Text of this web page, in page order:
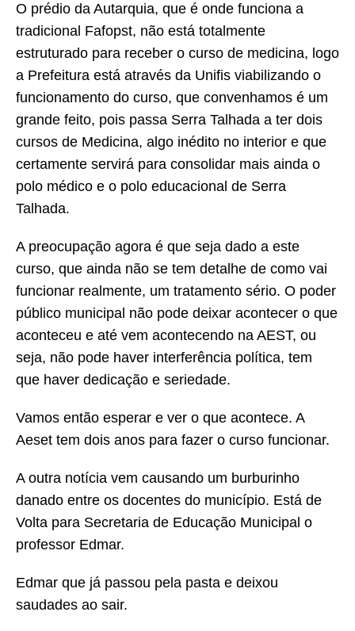
O prédio da Autarquia, que é onde funciona a
tradicional Fafopst, não está totalmente
estruturado para receber o curso de medicina, logo
a Prefeitura está através da Unifis viabilizando o
funcionamento do curso, que convenhamos é um
grande feito, pois passa Serra Talhada a ter dois
cursos de Medicina, algo inédito no interior e que
certamente servirá para consolidar mais ainda o
polo médico e o polo educacional de Serra
Talhada.
A preocupação agora é que seja dado a este
curso, que ainda não se tem detalhe de como vai
funcionar realmente, um tratamento sério. O poder
público municipal não pode deixar acontecer o que
aconteceu e até vem acontecendo na AEST, ou
seja, não pode haver interferência política, tem
que haver dedicação e seriedade.
Vamos então esperar e ver o que acontece. A
Aeset tem dois anos para fazer o curso funcionar.
A outra notícia vem causando um burburinho
danado entre os docentes do município. Está de
Volta para Secretaria de Educação Municipal o
professor Edmar.
Edmar que já passou pela pasta e deixou
saudades ao sair.